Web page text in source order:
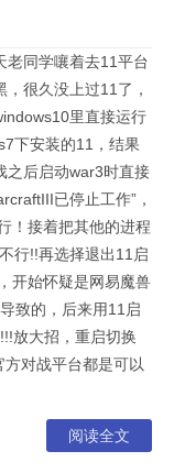
同学嚷着去11平台
，很久没上过11了，
里直接运行
下安装的11，结果
之后启动war3时直接
已停止工作”，
！接着把其他的进程
行!!再选择退出11启
开始怀疑是网易魔兽
致的，后来用11启
放大招，重启切换
对战平台都是可以
阅读全文